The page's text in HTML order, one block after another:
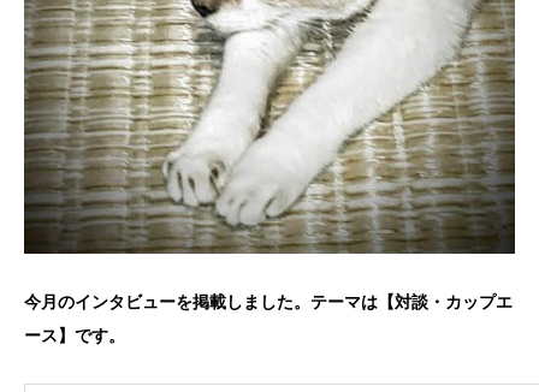
今月のインタビューを掲載しました。テーマは【対談・カップエ
ース】です。